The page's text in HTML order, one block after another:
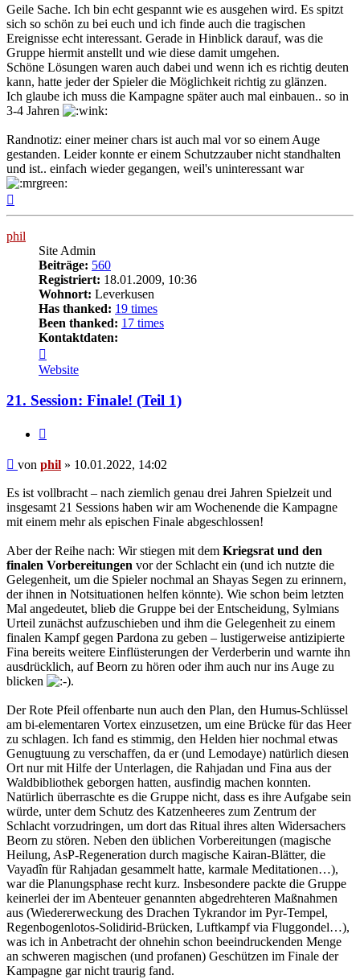
Geile Sache. Ich bin echt gespannt wie es ausgehen wird. Es spitzt
sich so schön zu bei euch und ich finde auch die tragischen
Ereignisse echt interessant. Gerade in Hinblick darauf, was die
Gruppe hiermit anstellt und wie diese damit umgehen.
Schöne Lösungen waren auch dabei und wenn ich es richtig deuten
kann, hatte jeder der Spieler die Möglichkeit richtig zu glänzen.
Ich glaube ich muss die Kampagne später auch mal einbauen.. so in
3-4 Jahren
Randnotiz: einer meiner chars ist auch mal vor so einem Auge
gestanden. Leider konnte er einem Schutzzauber nicht standhalten
und ist.. einfach wieder gegangen, weil's uninteressant war
phil
Site Admin
Beiträge: 560
Registriert: 18.01.2009, 10:36
Wohnort: Leverkusen
Has thanked: 19 times
Been thanked: 17 times
Kontaktdaten:
von
phil
Website
21. Session: Finale! (Teil 1)
Beitrag
von phil » 10.01.2022, 14:02
Es ist vollbracht – nach ziemlich genau drei Jahren Spielzeit und
insgesamt 21 Sessions haben wir am Wochenende die Kampagne
mit einem mehr als epischen Finale abgeschlossen!
Aber der Reihe nach: Wir stiegen mit dem Kriegsrat und den
finalen Vorbereitungen vor der Schlacht ein (und ich nutzte die
Gelegenheit, um die Spieler nochmal an Shayas Segen zu erinnern,
der ihnen in Notsituationen helfen könnte). Wie schon beim letzten
Mal angedeutet, blieb die Gruppe bei der Entscheidung, Sylmians
Urteil zunächst aufzuschieben und ihm die Gelegenheit zu einem
finalen Kampf gegen Pardona zu geben – lustigerweise antizipierte
Fina bereits weitere Einflüsterungen der Verderberin und warnte ihn
ausdrücklich, auf Beorn zu hören oder ihm auch nur ins Auge zu
blicken
.
Der Rote Pfeil offenbarte nun auch den Plan, den Humus-Schlüssel
am bi-elementaren Vortex einzusetzen, um eine Brücke für das Heer
zu schlagen. Ich fand es stimmig, den Helden hier nochmal etwas
Genugtuung zu verschaffen, da er (und Lemodaye) natürlich diesen
Ort nur mit Hilfe der Unterlagen, die Rahjadan und Fina aus der
Waldbibliothek geborgen hatten, ausfindig machen konnten.
Natürlich überraschte es die Gruppe nicht, dass es ihre Aufgabe sein
würde, unter dem Schutz des Katzenheeres zum Zentrum der
Schlacht vorzudringen, um dort das Ritual ihres alten Widersachers
Beorn zu stören. Neben den üblichen Vorbereitungen (magische
Heilung, AsP-Regeneration durch magische Kairan-Blätter, die
Vayadîn für Rahjadan gesammelt hatte, karmale Meditationen…),
war die Planungsphase recht kurz. Insbesondere packte die Gruppe
keinerlei der im Abenteuer genannten abgedrehteren Maßnahmen
aus (Wiedererweckung des Drachen Tykrandor im Pyr-Tempel,
Regenbogenlotos-Solidirid-Brücken, Luftkampf via Fluggondel…),
was ich in Anbetracht der ohnehin schon beeindruckenden Menge
an schweren magischen (und profanen) Geschützen im Finale der
Kampagne gar nicht traurig fand.